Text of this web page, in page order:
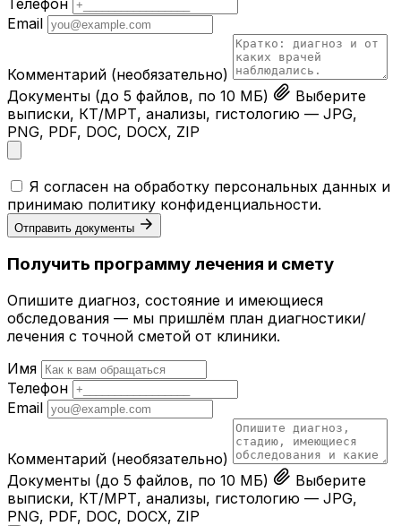
Email
Комментарий (необязательно)
Документы (до 5 файлов, по 10 МБ)
Выберите
выписки, КТ/МРТ, анализы, гистологию — JPG,
PNG, PDF, DOC, DOCX, ZIP
Я согласен на обработку персональных данных и
принимаю политику конфиденциальности.
Отправить документы
Получить программу лечения и смету
Опишите диагноз, состояние и имеющиеся
обследования — мы пришлём план диагностики/
лечения с точной сметой от клиники.
Имя
Телефон
Email
Комментарий (необязательно)
Документы (до 5 файлов, по 10 МБ)
Выберите
выписки, КТ/МРТ, анализы, гистологию — JPG,
PNG, PDF, DOC, DOCX, ZIP